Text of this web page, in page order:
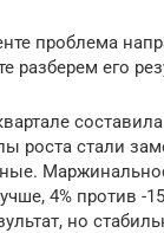
проблема
разберем его
роста стали
4% против -
но